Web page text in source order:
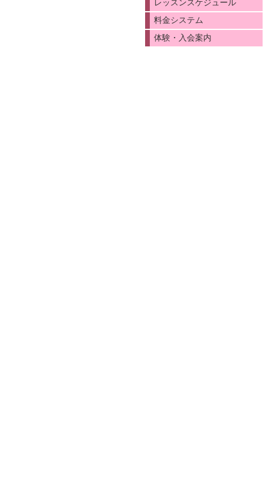
レッスンスケジュール
料金システム
体験・入会案内